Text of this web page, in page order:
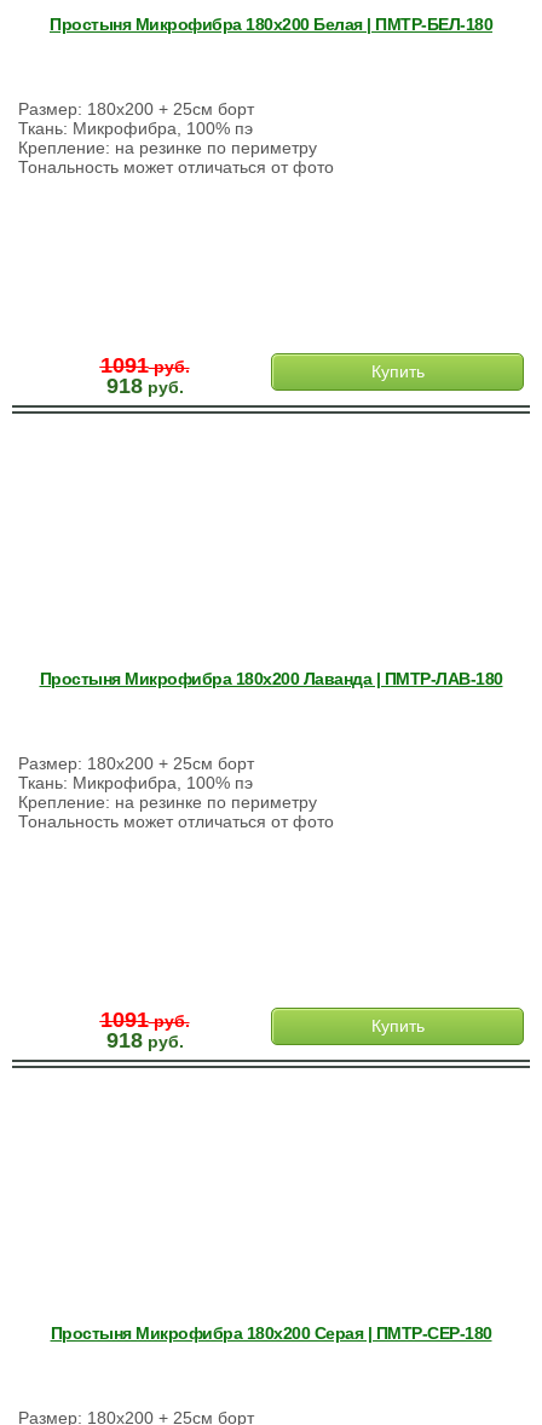
Простыня Микрофибра 180х200 Белая | ПМТР-БЕЛ-180
Размер: 180х200 + 25см борт
Ткань: Микрофибра, 100% пэ
Крепление: на резинке по периметру
Тональность может отличаться от фото
1091руб.
918руб.
Купить
Простыня Микрофибра 180х200 Лаванда | ПМТР-ЛАВ-180
Размер: 180х200 + 25см борт
Ткань: Микрофибра, 100% пэ
Крепление: на резинке по периметру
Тональность может отличаться от фото
1091руб.
918руб.
Купить
Простыня Микрофибра 180х200 Серая | ПМТР-СЕР-180
Размер: 180х200 + 25см борт